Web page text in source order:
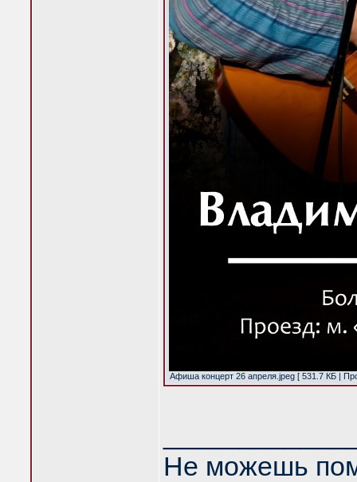
Афиша концерт 26 апреля.jpeg [ 531.7 КБ |
Не можешь